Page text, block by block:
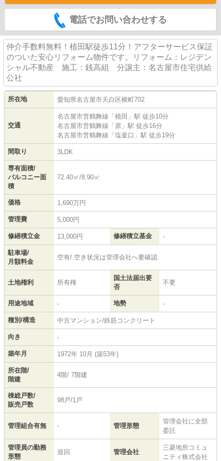
電話でお問い合わせする
仲介手数料無料！植田駅徒歩11分！アフターサービス保証
のついた安心リフォーム物件です。リフォーム：レジデン
シャル不動産 施工：銭高組 分譲主：名古屋市住宅供給
公社
所在地 愛知県名古屋市天白区横町702
交通
名古屋市営鶴舞線 「 植田 」駅 徒歩10分
名古屋市営鶴舞線 「 原 」駅 徒歩16分
名古屋市営鶴舞線 「 塩釜口 」駅 徒歩19分
間取り 3LDK
専有面積/
バルコニー面
積
72.40㎡/8.90㎡
価格 1,690万円
管理費 5,000円
修繕積立金 13,000円 修繕積立基金 -
駐車場/
月額料金
空有/ 空き状況は管理会社へ要確認
土地権利 所有権
国土法届出要
否
不要
用途地域 - 地勢 -
種別/構造 中古マンション/鉄筋コンクリート
向き -
築年月 1972年 10月 (築53年)
所在階/
階建
4階/ 7階建
棟総戸数/
販売戸数
98戸/1戸
管理組合有無 - 管理形態
管理会社に全部
委託
管理員の勤務
形態
巡回 管理会社
三菱地所コミュ
ニティ株式会社